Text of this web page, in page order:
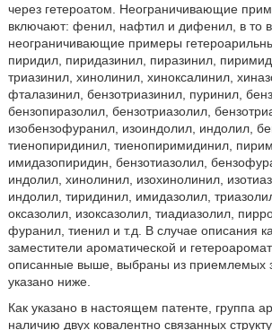
через гетероатом. Неограничивающие
включают: фенил, нафтил и дифенил, в то
неограничивающие примеры
пиридил, пиридазинил, пиразинил,
триазинил, хинолинил, хиноксалинил,
фталазинил, бензотриазинил, пуринил,
бензопиразолил, бензотриазолил,
изобензофуранил, изоиндолил, индолил,
тиенопиридинил, тиенопиримидинил,
имидазопиридин, бензотиазолил,
индолил, хинолинил, изохинолинил,
индолил, тиридинил, имидазолил,
оксазолил, изоксазолил, тиадиазолил,
фуранил, тиенил и т.д. В случае описания
заместители ароматической и
описанные выше, выбраны из приемлемых
указано ниже.
Как указано в настоящем патенте, группа
наличию двух ковалентно связанных